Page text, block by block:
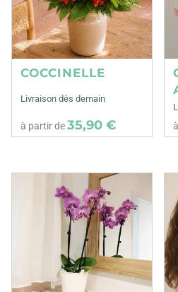
COCCINELLE
Livraison dès demain
à partir de35,90 €